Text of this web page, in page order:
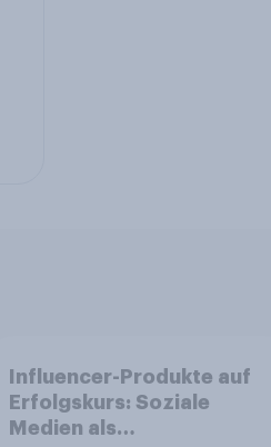
Influencer-Produkte auf
Erfolgskurs: Soziale
Medien als